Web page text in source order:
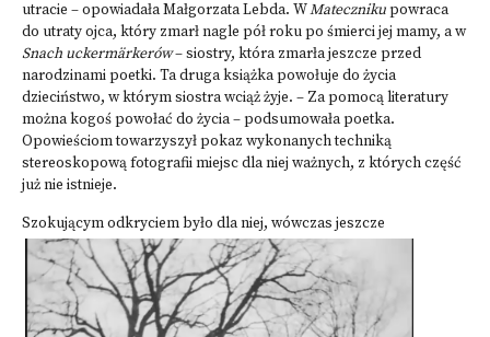
utracie – opowiadała Małgorzata Lebda. WMatecznikupowraca
do utraty ojca, który zmarł nagle pół roku po śmierci jej mamy, a w
Snach uckermärkerów– siostry, która zmarła jeszcze przed
narodzinami poetki. Ta druga książka powołuje do życia
dzieciństwo, w którym siostra wciąż żyje. – Za pomocą literatury
można kogoś powołać do życia – podsumowała poetka.
Opowieściom towarzyszył pokaz wykonanych techniką
stereoskopową fotografii miejsc dla niej ważnych, z których część
już nie istnieje.
Szokującym odkryciem było dla niej, wówczas jeszcze